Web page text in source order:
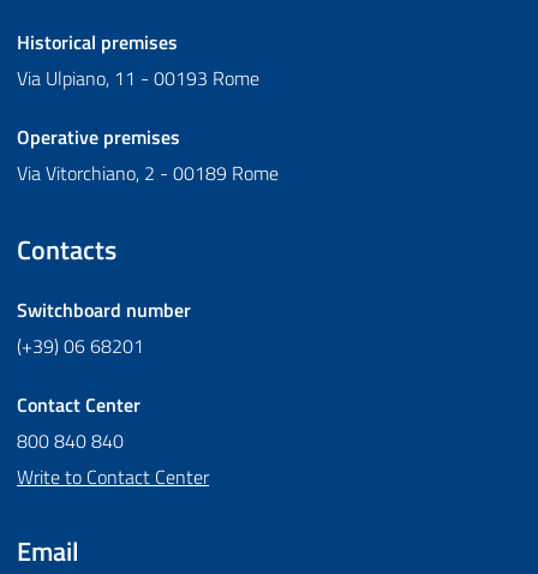
Historical premises
Via Ulpiano, 11 - 00193 Rome
Operative premises
Via Vitorchiano, 2 - 00189 Rome
Contacts
Switchboard number
(+39) 06 68201
Contact Center
800 840 840
Write to Contact Center
Email